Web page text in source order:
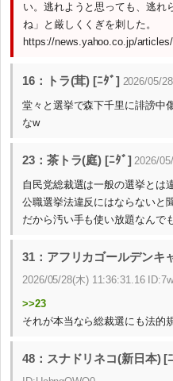
い。逃れようと思っても、逃れ
ね」と厳しくくぎを刺した。
https://news.yahoo.co.jp/
16：トラ(茸) [ﾆﾀﾞ] 2026/05/
堂々と選挙で森下千里に誹謗中
なw
23：茶トラ(庭) [ﾆﾀﾞ] 2026/
自民党総裁選は一般の選挙とは
公職選挙法違反にはならないと
だから汚い手も使い放題なんで
31：アフリカゴールデンキ
2026/05/28(木) 11:36:31.16
>>23
それが本当なら総裁選にも法的
48：スナドリネコ(新日本) [